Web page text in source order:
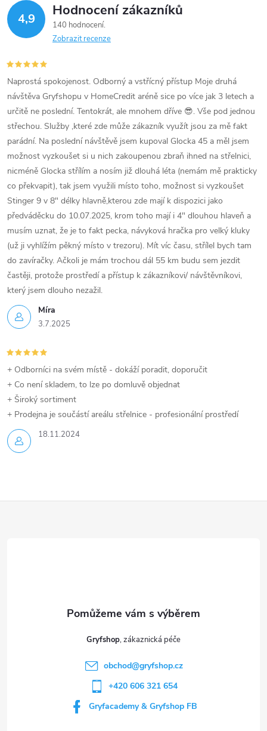
d
a
c
í
p
r
v
k
y
v
ý
p
i
s
u
4,9 Hodnocení zákazníků
140 hodnocení
Zobrazit recenze
Míra
3.7.2025
Naprostá spokojenost. Odborný a vstřícný přístup Moje druhá
návštěva Gryfshopu v HomeCredit aréně sice po více jak 3 letech a
určitě ne poslední. Tentokrát, ale mnohem dříve 😎. Vše pod jednou
střechou. Služby ,které zde může zákazník využít jsou za mě fakt
parádní. Na poslední návštěvě jsem kupoval Glocka 45 a měl jsem
možnost vyzkoušet si u nich zakoupenou zbraň ihned na střelnici,
nicméně Glocka střílím a nosím již dlouhá léta (nemám mě prakticky
co překvapit), tak jsem využili místo toho, možnost si vyzkoušet
Stinger 9 v 8" délky hlavně,kterou zde mají k dispozici jako
předváděcku do 10.07.2025, krom toho mají i 4" dlouhou hlaveň a
musím uznat, že je to fakt pecka, návyková hračka pro velký kluky
(už ji vyhlížím pěkný místo v trezoru). Mít víc času, střílel bych tam
do zavíračky. Ačkoli je mám trochou dál 55 km budu sem jezdit
častěji, protože prostředí a přístup k zákazníkovi/ návštěvníkovi,
který jsem dlouho nezažil.
18.11.2024
+ Odborníci na svém místě - dokáží poradit, doporučit
+ Co není skladem, to lze po domluvě objednat
+ Široký sortiment
+ Prodejna je součástí areálu střelnice - profesionální prostředí
Gryfshop
obchod@gryfshop.cz
+420 606 321 654
Gryfacademy & Gryfshop FB